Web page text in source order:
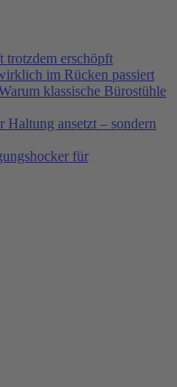
trotzdem erschöpft
im Rücken passiert
klassische Bürostühle
ansetzt – sondern
für